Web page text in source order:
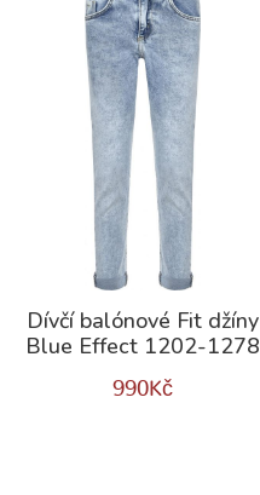
Dívčí balónové Fit džíny
Blue Effect 1202-1278
990Kč